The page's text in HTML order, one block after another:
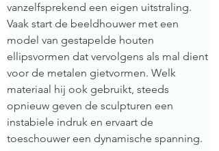
vanzelfsprekend een eigen uitstraling.
Vaak start de beeldhouwer met een
model van gestapelde houten
ellipsvormen dat vervolgens als mal dient
voor de metalen gietvormen. Welk
materiaal hij ook gebruikt, steeds
opnieuw geven de sculpturen een
instabiele indruk en ervaart de
toeschouwer een dynamische spanning.